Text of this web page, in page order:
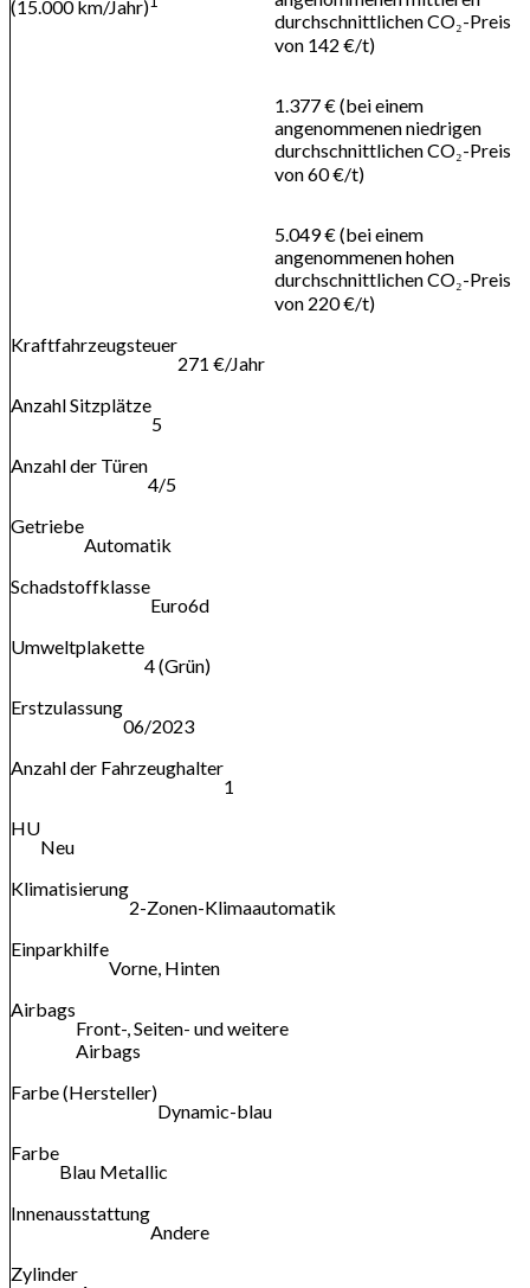
(15.000 km/Jahr)
durchschnittlichen CO₂-Preis
von 142 €/t)
1.377 € (bei einem
angenommenen niedrigen
durchschnittlichen CO₂-Preis
von 60 €/t)
5.049 € (bei einem
angenommenen hohen
durchschnittlichen CO₂-Preis
von 220 €/t)
Kraftfahrzeugsteuer
271 €/Jahr
Anzahl Sitzplätze
5
Anzahl der Türen
4/5
Getriebe
Automatik
Schadstoffklasse
Euro6d
Umweltplakette
4 (Grün)
Erstzulassung
06/2023
Anzahl der Fahrzeughalter
1
HU
Neu
Klimatisierung
2-Zonen-Klimaautomatik
Einparkhilfe
Vorne, Hinten
Airbags
Front-, Seiten- und weitere
Airbags
Farbe (Hersteller)
Dynamic-blau
Farbe
Blau Metallic
Innenausstattung
Andere
Zylinder